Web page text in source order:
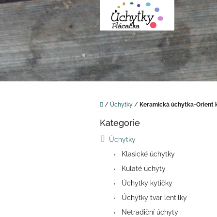
Přejít
na
obsah
Domů
/ Úchytky / Keramická úchytka-Orient
Přeskočit
Kategorie
Úchytky
Klasické úchytky
Kulaté úchyty
Úchytky kytičky
Úchytky tvar lentilky
Netradiční úchyty